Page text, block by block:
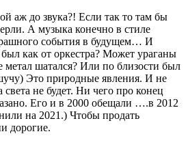
аж до звука?! Если так то там бы
А музыка конечно в стиле
события в будущем… И
как от оркестра? Может ураганы
метал шатался? Или по близости был
Это природные явления. И не
света не будет. Ни чего про конец
Его и в 2000 обещали ….в 2012
на 2021.) Чтобы продать
дорогие.